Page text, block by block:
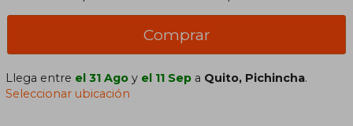
Comprar
Llega entre el 31 Ago y el 11 Sep a Quito, Pichincha.
Seleccionar ubicación